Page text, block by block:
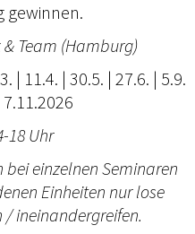
gewinnen.
Team (Hamburg)
| 11.4. | 30.5. | 27.6. | 5.9.
18 Uhr
einzelnen Seminaren
Einheiten nur lose
ineinandergreifen.